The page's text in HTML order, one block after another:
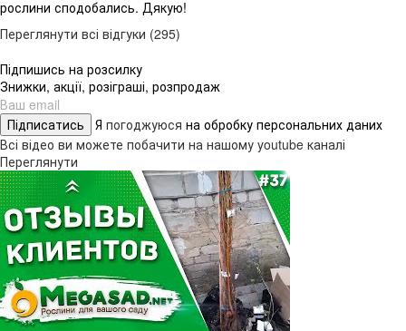
рослини сподобались. Дякую!
Переглянути всі відгуки (295)
Підпишись на розсилку
Знижки, акції, розіграші, розпродаж
Підписатись Я погоджуюся на обробку персональних даних
Всі відео ви можете побачити на нашому youtube каналі
Переглянути